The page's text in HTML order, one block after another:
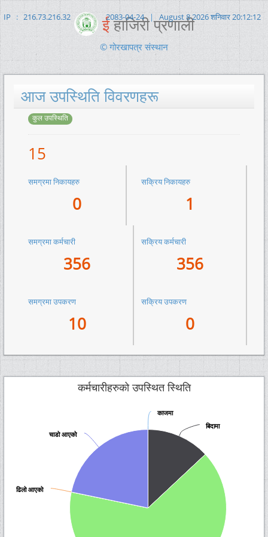
2083-04-24 | August 8 2026 शनिवार 20:12:13
IP : 216.73.216.32 ईहाजिरी प्रणाली
© गोरखापत्र संस्थान
आज उपस्थिति विवरणहरू
कुल उपस्थिति
15
समग्रमा निकायहरु
0
सक्रिय निकायहरु
1
समग्रमा कर्मचारी
356
सक्रिय कर्मचारी
356
समग्रमा उपकरण
10
सक्रिय उपकरण
0
कर्मचारीहरुको उपस्थित स्थिति
काजमा
काजमा
बिदामा
बिदामा
ढिलो आएको
ढिलो आएको
चाडो आएको
चाडो आएको